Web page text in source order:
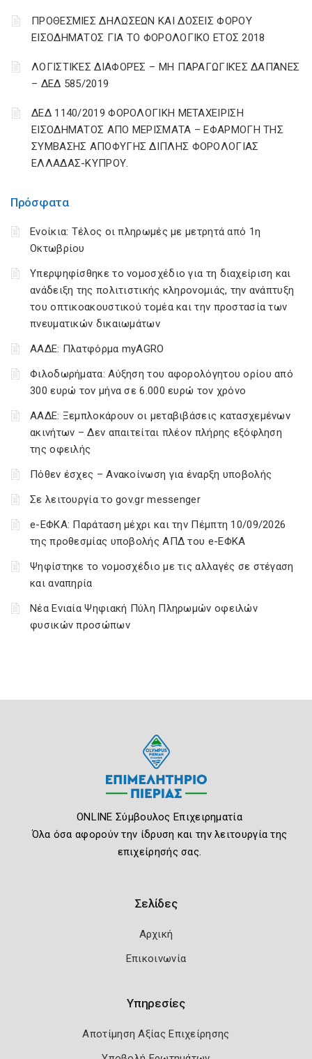
Πρόσφατα
Ενοίκια: Τέλος οι πληρωμές με μετρητά από 1η
Οκτωβρίου
Υπερψηφίσθηκε το νομοσχέδιο για τη διαχείριση και
ανάδειξη της πολιτιστικής κληρονομιάς, την ανάπτυξη
του οπτικοακουστικού τομέα και την προστασία των
πνευματικών δικαιωμάτων
ΑΑΔΕ: Πλατφόρμα myAGRO
Φιλοδωρήματα: Αύξηση του αφορολόγητου ορίου από
300 ευρώ τον μήνα σε 6.000 ευρώ τον χρόνο
ΑΑΔΕ: Ξεμπλοκάρουν οι μεταβιβάσεις κατασχεμένων
ακινήτων – Δεν απαιτείται πλέον πλήρης εξόφληση
της οφειλής
Πόθεν έσχες – Ανακοίνωση για έναρξη υποβολής
Σε λειτουργία το gov.gr messenger
e-ΕΦΚΑ: Παράταση μέχρι και την Πέμπτη 10/09/2026
της προθεσμίας υποβολής ΑΠΔ του e-ΕΦΚΑ
Ψηφίστηκε το νομοσχέδιο με τις αλλαγές σε στέγαση
και αναπηρία
Νέα Ενιαία Ψηφιακή Πύλη Πληρωμών οφειλών
φυσικών προσώπων
ΠΡΟΘΕΣΜΙΕΣ ΔΗΛΩΣΕΩΝ ΚΑΙ ΔΟΣΕΙΣ ΦΟΡΟΥ
ΕΙΣΟΔΗΜΑΤΟΣ ΓΙΑ ΤΟ ΦΟΡΟΛΟΓΙΚΟ ΕΤΟΣ 2018
ΛΟΓΙΣΤΙΚΈΣ ΔΙΑΦΟΡΈΣ – ΜΗ ΠΑΡΑΓΩΓΙΚΈΣ ΔΑΠΆΝΕΣ
– ΔΕΔ 585/2019
ΔΕΔ 1140/2019 ΦΟΡΟΛΟΓΙΚΗ ΜΕΤΑΧΕΙΡΙΣΗ
ΕΙΣΟΔΗΜΑΤΟΣ ΑΠΟ ΜΕΡΙΣΜΑΤΑ – ΕΦΑΡΜΟΓΗ ΤΗΣ
ΣΥΜΒΑΣΗΣ ΑΠΟΦΥΓΗΣ ΔΙΠΛΗΣ ΦΟΡΟΛΟΓΙΑΣ
ΕΛΛΑΔΑΣ-ΚΥΠΡΟΥ.
ONLINE Σύμβουλος Επιχειρηματία
Όλα όσα αφορούν την ίδρυση και την λειτουργία της
επιχείρησής σας.
Σελίδες
Αρχική
Επικοινωνία
Υπηρεσίες
Αποτίμηση Αξίας Επιχείρησης